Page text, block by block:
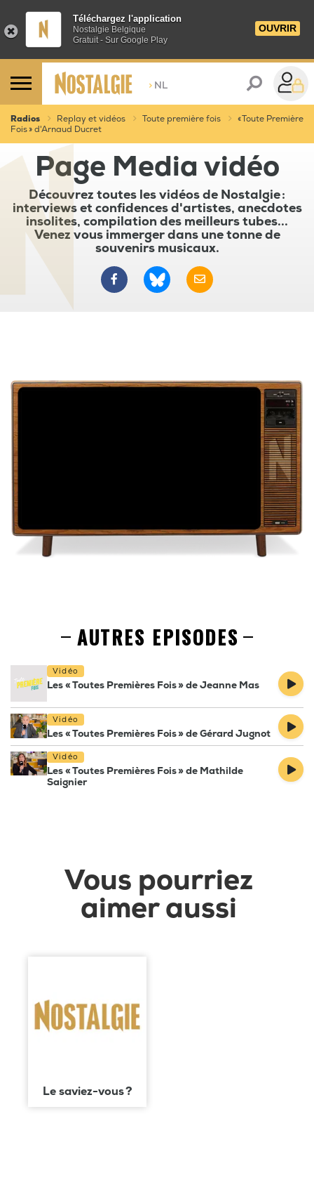
Téléchargez l'application
Nostalgie Belgique
Gratuit - Sur Google Play
OUVRIR
> NL
Radios Replay et vidéos Toute première fois
« Toute Première
Fois » d'Arnaud Ducret
Page Media vidéo
Découvrez toutes les vidéos de Nostalgie :
interviews et confidences d'artistes, anecdotes
insolites, compilation des meilleurs tubes...
Venez vous immerger dans une tonne de
souvenirs musicaux.
AUTRES EPISODES
Vidéo
Les « Toutes Premières Fois » de Jeanne Mas
Vidéo
Les « Toutes Premières Fois » de Gérard Jugnot
Vidéo
Les « Toutes Premières Fois » de Mathilde
Saignier
Vous pourriez
aimer aussi
Le saviez-vous ?